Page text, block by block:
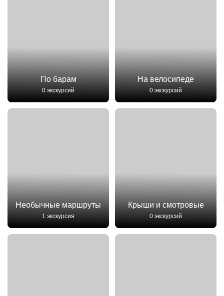
По барам
0 экскурсий
На велосипеде
0 экскурсий
Необычные маршруты
1 экскурсия
Крыши и смотровые
0 экскурсий